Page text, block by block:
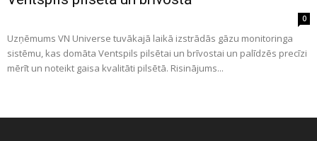
0
Uzņēmums VN Universe tuvākajā laikā izstrādās gāzu monitoringa
sistēmu, kas domāta Ventspils pilsētai un brīvostai un palīdzēs precīzi
mērīt un noteikt gaisa kvalitāti pilsētā. Risinājums...